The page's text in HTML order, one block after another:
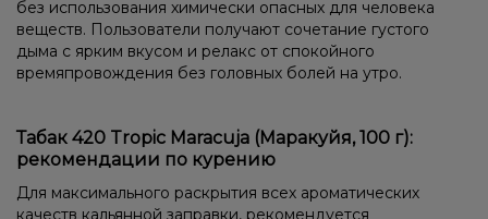
без использования химически опасных для человека
веществ. Пользователи получают сочетание густого
дыма с ярким вкусом и релакс от спокойного
времяпровождения без головных болей на утро.
Табак 420 Tropic Maracuja (Маракуйя, 100 г):
рекомендации по курению
Для максимального раскрытия всех ароматических
качеств кальянной заправки, рекомендуется